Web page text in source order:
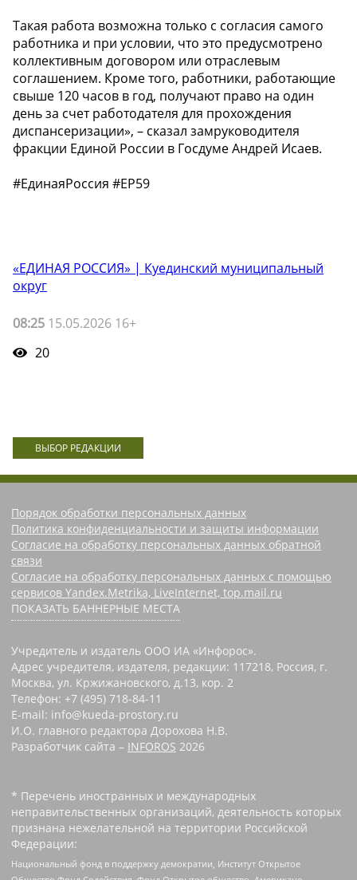
Такая работа возможна только с согласия самого
работника и при условии, что это предусмотрено
коллективным договором или отраслевым
соглашением. Кроме того, работники, работающие
свыше 120 часов в год, получают право на один
день за счет работодателя для прохождения
диспансеризации», – сказал замруководителя
фракции Единой России в Госдуме Андрей Исаев.
#ЕдинаяРоссия #ЕР59
«ЕДИНАЯ РОССИЯ» | Куединский муниципальный
округ
08:25 15.05.2026 16+
20
ВЫБОР РЕДАКЦИИ
Порядок обработки персональных данных
Политика конфиденциальности и защиты информации
Согласие на обработку персональных данных обратной
связи
Согласие на обработку персональных данных с помощью
сервисов Yandex.Metrika, LiveInternet, top.mail.ru
ПОКАЗАТЬ БАННЕРНЫЕ МЕСТА
Учредитель и издатель ООО ИА «Инфорос».
Адрес учредителя, издателя, редакции: 117218, Россия, г.
Москва, ул. Кржижановского, д.13, кор. 2
Телефон: +7 (495) 718-84-11
E-mail: info@kueda-prostory.ru
И.О. главного редактора Дорохова Н.В.
Разработчик сайта – INFOROS 2026
* Перечень иностранных и международных
неправительственных организаций, деятельность которых
признана нежелательной на территории Российской
Федерации:
Национальный фонд в поддержку демократии, Институт Открытое